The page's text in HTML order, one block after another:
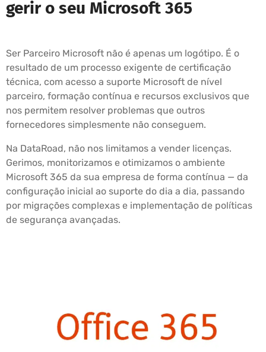
gerir o seu Microsoft 365
Ser Parceiro Microsoft não é apenas um logótipo. É o
resultado de um processo exigente de certificação
técnica, com acesso a suporte Microsoft de nível
parceiro, formação contínua e recursos exclusivos que
nos permitem resolver problemas que outros
fornecedores simplesmente não conseguem.
Na DataRoad, não nos limitamos a vender licenças.
Gerimos, monitorizamos e otimizamos o ambiente
Microsoft 365 da sua empresa de forma contínua — da
configuração inicial ao suporte do dia a dia, passando
por migrações complexas e implementação de políticas
de segurança avançadas.